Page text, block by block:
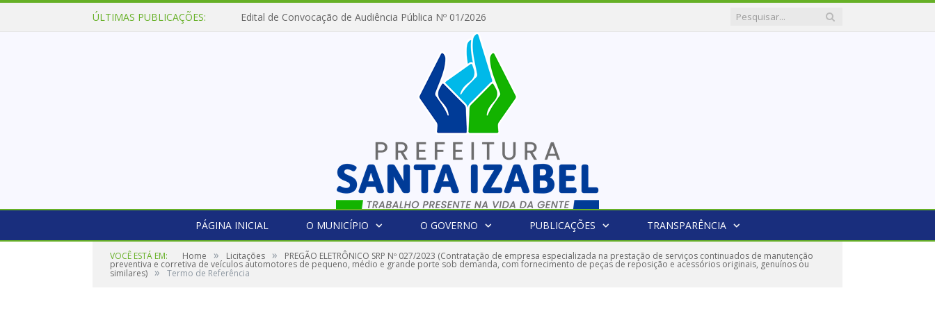
ÚLTIMAS PUBLICAÇÕES: Edital de Convocação de Audiência Pública Nº 01/2026
PÁGINA INICIAL O MUNICÍPIO O GOVERNO PUBLICAÇÕES TRANSPARÊNCIA
VOCÊ ESTÁ EM: Home » Licitações » PREGÃO ELETRÔNICO SRP Nº 027/2023 (Contratação de empresa especializada na prestação de serviços continuados de manutenção
preventiva e corretiva de veículos automotores de pequeno, médio e grande porte sob demanda, com fornecimento de peças de reposição e acessórios originais, genuínos ou
similares) » Termo de Referência